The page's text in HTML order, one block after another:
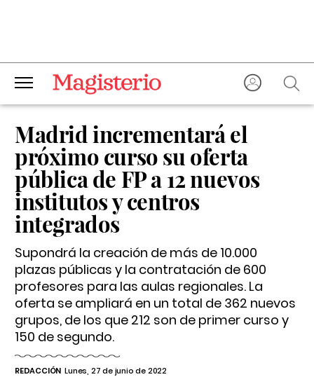
Madrid incrementará el
próximo curso su oferta
pública de FP a 12 nuevos
institutos y centros
integrados
Supondrá la creación de más de 10.000
plazas públicas y la contratación de 600
profesores para las aulas regionales. La
oferta se ampliará en un total de 362 nuevos
grupos, de los que 212 son de primer curso y
150 de segundo.
REDACCIÓN Lunes, 27 de junio de 2022